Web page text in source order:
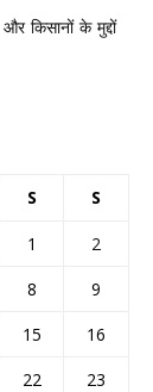
किसानों के मुद्दों
S S
1
2
8
9
15
16
22
23